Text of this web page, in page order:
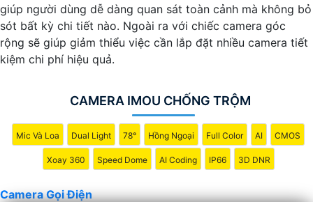
giúp người dùng dễ dàng quan sát toàn cảnh mà không bỏ
sót bất kỳ chi tiết nào. Ngoài ra với chiếc camera góc
rộng sẽ giúp giảm thiểu việc cần lắp đặt nhiều camera tiết
kiệm chi phí hiệu quả.
CAMERA IMOU CHỐNG TRỘM
Mic Và Loa Dual Light 78° Hồng Ngoại Full Color AI CMOS
Xoay 360 Speed Dome AI Coding IP66 3D DNR
Camera Gọi Điện